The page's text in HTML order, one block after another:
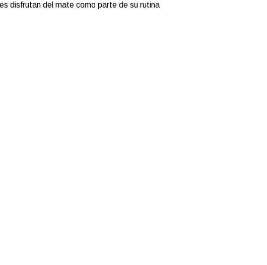
disfrutan del mate como parte de su rutina